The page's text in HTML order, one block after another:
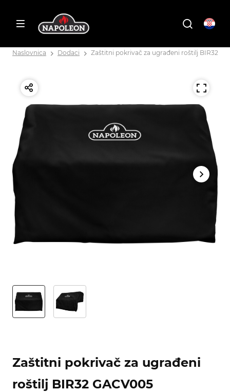
Naslovnica Dodaci Zaštitni pokrivač za ugrađeni roštilj BIR32
Zaštitni pokrivač za ugrađeni
roštilj BIR32 GACV005